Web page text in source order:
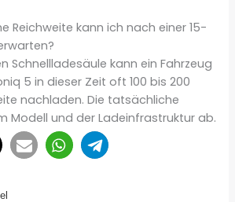
Reichweite kann ich nach einer 15-
Schnellladesäule kann ein Fahrzeug
5 in dieser Zeit oft 100 bis 200
nachladen. Die tatsächliche
Modell und der Ladeinfrastruktur ab.